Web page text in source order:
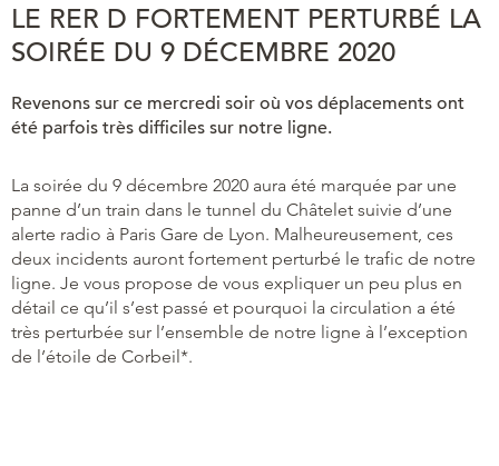
LE RER D FORTEMENT PERTURBÉ LA
SOIRÉE DU 9 DÉCEMBRE 2020
Revenons sur ce mercredi soir où vos déplacements ont
été parfois très difficiles sur notre ligne.
La soirée du 9 décembre 2020 aura été marquée par une
panne d’un train dans le tunnel du Châtelet suivie d’une
alerte radio à Paris Gare de Lyon. Malheureusement, ces
deux incidents auront fortement perturbé le trafic de notre
ligne. Je vous propose de vous expliquer un peu plus en
détail ce qu’il s’est passé et pourquoi la circulation a été
très perturbée sur l’ensemble de notre ligne à l’exception
de l’étoile de Corbeil*.